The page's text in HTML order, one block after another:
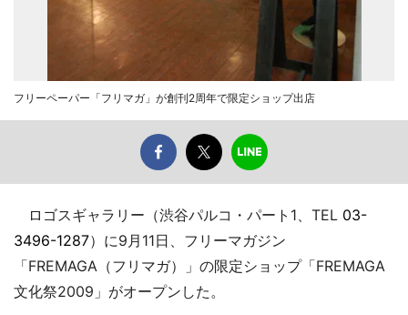
フリーペーパー「フリマガ」が創刊2周年で限定ショップ出店
ロゴスギャラリー（渋谷パルコ・パート1、TEL 03-
3496-1287）に9月11日、フリーマガジン
「FREMAGA（フリマガ）」の限定ショップ「FREMAGA
文化祭2009」がオープンした。